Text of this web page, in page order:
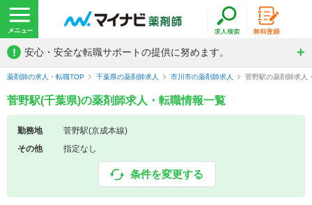
! 安心・安全な転職サポートの提供に努めます。
薬剤師の求人・転職TOP 千葉県の薬剤師求人 市川市の薬剤師求人 菅野駅の薬剤師求人
菅野駅(千葉県)の薬剤師求人・転職情報一覧
勤務地
菅野駅(京成本線)
その他
指定なし
条件を変更する